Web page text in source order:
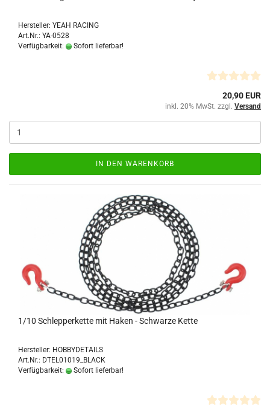
Hersteller: YEAH RACING
Art.Nr.: YA-0528
Verfügbarkeit:
Sofort lieferbar!
20,90 EUR
inkl. 20% MwSt. zzgl. Versand
IN DEN WARENKORB
1/10 Schlepperkette mit Haken - Schwarze Kette
Hersteller: HOBBYDETAILS
Art.Nr.: DTEL01019_BLACK
Verfügbarkeit:
Sofort lieferbar!